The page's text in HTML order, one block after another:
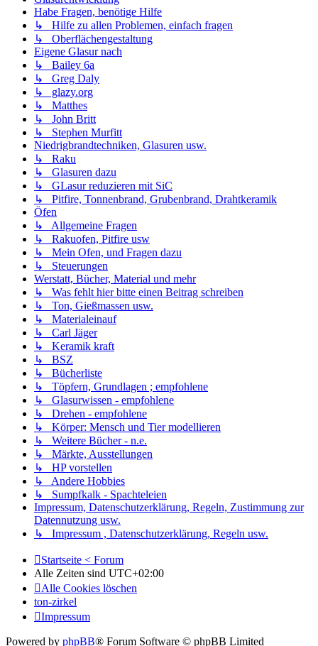
Habe Fragen, benötige Hilfe
↳ Hilfe zu allen Problemen, einfach fragen
↳ Oberflächengestaltung
Eigene Glasur nach
↳ Bailey 6a
↳ Greg Daly
↳ glazy.org
↳ Matthes
↳ John Britt
↳ Stephen Murfitt
Niedrigbrandtechniken, Glasuren usw.
↳ Raku
↳ Glasuren dazu
↳ GLasur reduzieren mit SiC
↳ Pitfire, Tonnenbrand, Grubenbrand, Drahtkeramik
Öfen
↳ Allgemeine Fragen
↳ Rakuofen, Pitfire usw
↳ Mein Ofen, und Fragen dazu
↳ Steuerungen
Werstatt, Bücher, Material und mehr
↳ Was fehlt hier bitte einen Beitrag schreiben
↳ Ton, Gießmassen usw.
↳ Materialeinauf
↳ Carl Jäger
↳ Keramik kraft
↳ BSZ
↳ Bücherliste
↳ Töpfern, Grundlagen ; empfohlene
↳ Glasurwissen - empfohlene
↳ Drehen - empfohlene
↳ Körper: Mensch und Tier modellieren
↳ Weitere Bücher - n.e.
↳ Märkte, Ausstellungen
↳ HP vorstellen
↳ Andere Hobbies
↳ Sumpfkalk - Spachteleien
Impressum, Datenschutzerklärung, Regeln, Zustimmung zur
Datennutzung usw.
↳ Impressum , Datenschutzerklärung, Regeln usw.
Startseite < Forum
Alle Zeiten sind UTC+02:00
Alle Cookies löschen
ton-zirkel
Impressum
Powered by phpBB® Forum Software © phpBB Limited